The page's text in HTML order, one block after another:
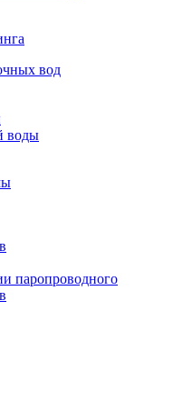
вод
воды
паропроводного